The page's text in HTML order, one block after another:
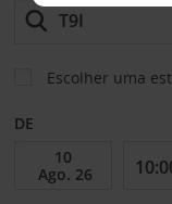
Escolher uma
DE